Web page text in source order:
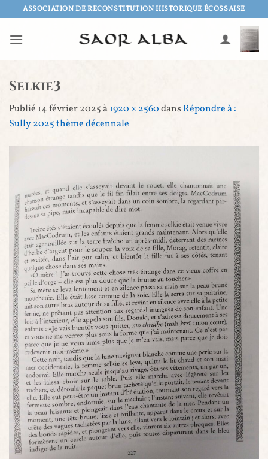
Passer
au
contenu
ASSOCIATION DE RECONSTITUTION HISTORIQUE ÉCOSSAISE
Selkie3
Publié 14 février 2025à1920 × 2560dans Répondre à :
Sully 2025 thème décennale